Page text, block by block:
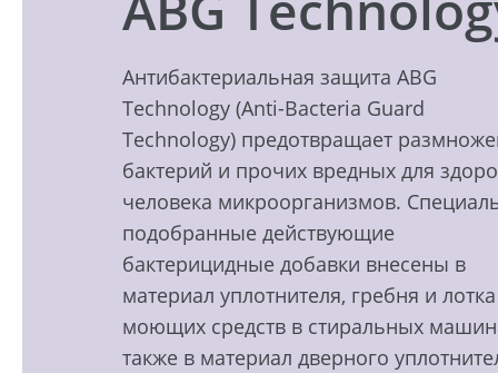
Антибактериальная защита ABG
Technology (Anti-Bacteria Guard
Technology) предотвращает
бактерий и прочих вредных для
человека микроорганизмов.
подобранные действующие
бактерицидные добавки внесены в
материал уплотнителя, гребня и
моющих средств в стиральных
также в материал дверного